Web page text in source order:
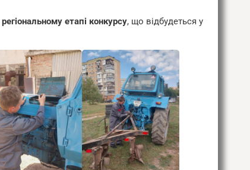
регіональному етапі конкурсу, що відбудеться у